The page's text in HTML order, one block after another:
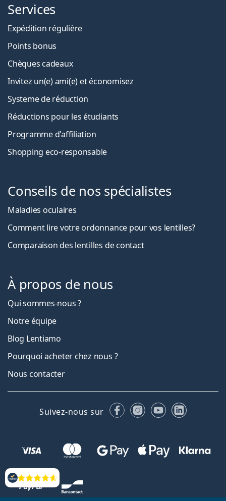
Évaluation
Services
Expédition régulière
Points bonus
Chèques cadeaux
Invitez un(e) ami(e) et économisez
Systeme de réduction
Réductions pour les étudiants
Programme d'affiliation
Shopping eco-responsable
Conseils de nos spécialistes
Maladies oculaires
Comment lire votre ordonnance pour vos lentilles?
Comparaison des lentilles de contact
À propos de nous
Qui sommes-nous ?
Notre équipe
Blog Lentiamo
Pourquoi acheter chez nous ?
Nous contacter
Suivez-nous sur FacebookInstagram
YouTubeLinkedIn